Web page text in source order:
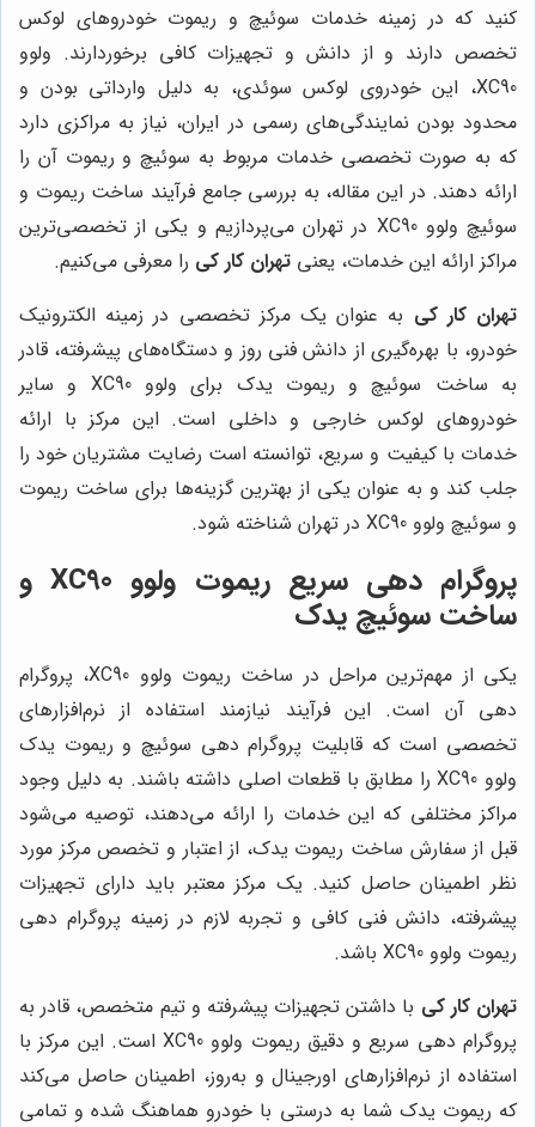
کنید که در زمینه خدمات سوئیچ و ریموت خودروهای لوکس
تخصص دارند و از دانش و تجهیزات کافی برخوردارند. ولوو
XC90، این خودروی لوکس سوئدی، به دلیل وارداتی بودن و
محدود بودن نمایندگی‌های رسمی در ایران، نیاز به مراکزی دارد
که به صورت تخصصی خدمات مربوط به سوئیچ و ریموت آن را
ارائه دهند. در این مقاله، به بررسی جامع فرآیند ساخت ریموت و
سوئیچ ولوو XC90 در تهران می‌پردازیم و یکی از تخصصی‌ترین
مراکز ارائه این خدمات، یعنی تهران کار کی را معرفی می‌کنیم.
تهران کار کی به عنوان یک مرکز تخصصی در زمینه الکترونیک
خودرو، با بهره‌گیری از دانش فنی روز و دستگاه‌های پیشرفته، قادر
به ساخت سوئیچ و ریموت یدک برای ولوو XC90 و سایر
خودروهای لوکس خارجی و داخلی است. این مرکز با ارائه
خدمات با کیفیت و سریع، توانسته است رضایت مشتریان خود را
جلب کند و به عنوان یکی از بهترین گزینه‌ها برای ساخت ریموت
و سوئیچ ولوو XC90 در تهران شناخته شود.
پروگرام دهی سریع ریموت ولوو XC90 و
ساخت سوئیچ یدک
یکی از مهم‌ترین مراحل در ساخت ریموت ولوو XC90، پروگرام
دهی آن است. این فرآیند نیازمند استفاده از نرم‌افزارهای
تخصصی است که قابلیت پروگرام دهی سوئیچ و ریموت یدک
ولوو XC90 را مطابق با قطعات اصلی داشته باشند. به دلیل وجود
مراکز مختلفی که این خدمات را ارائه می‌دهند، توصیه می‌شود
قبل از سفارش ساخت ریموت یدک، از اعتبار و تخصص مرکز مورد
نظر اطمینان حاصل کنید. یک مرکز معتبر باید دارای تجهیزات
پیشرفته، دانش فنی کافی و تجربه لازم در زمینه پروگرام دهی
ریموت ولوو XC90 باشد.
تهران کار کی با داشتن تجهیزات پیشرفته و تیم متخصص، قادر به
پروگرام دهی سریع و دقیق ریموت ولوو XC90 است. این مرکز با
استفاده از نرم‌افزارهای اورجینال و به‌روز، اطمینان حاصل می‌کند
که ریموت یدک شما به درستی با خودرو هماهنگ شده و تمامی